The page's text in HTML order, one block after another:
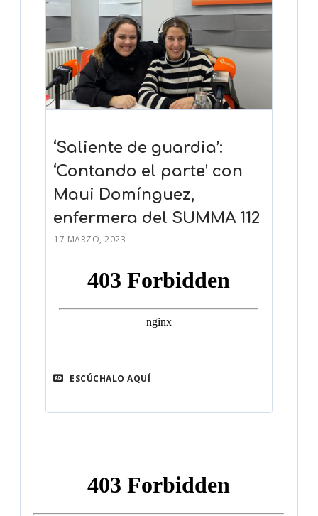
‘Saliente de guardia’:
‘Contando el parte’ con
Maui Domínguez,
enfermera del SUMMA 112
17 MARZO, 2023
ESCÚCHALO AQUÍ